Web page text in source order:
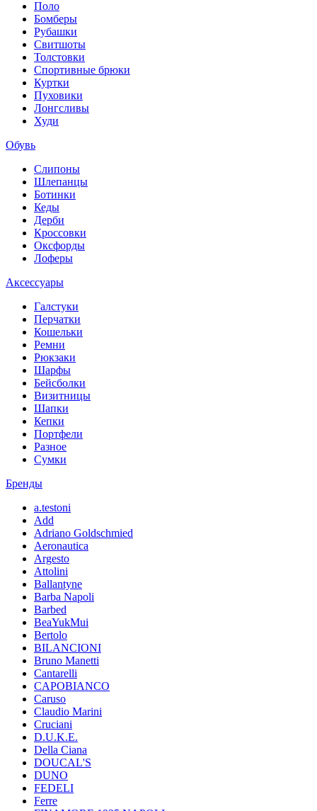
Поло
Бомберы
Рубашки
Свитшоты
Толстовки
Спортивные брюки
Куртки
Пуховики
Лонгсливы
Худи
Обувь
Слипоны
Шлепанцы
Ботинки
Кеды
Дерби
Кроссовки
Оксфорды
Лоферы
Аксессуары
Галстуки
Перчатки
Кошельки
Ремни
Рюкзаки
Шарфы
Бейсболки
Визитницы
Шапки
Кепки
Портфели
Разное
Сумки
Бренды
a.testoni
Add
Adriano Goldschmied
Aeronautica
Argesto
Attolini
Ballantyne
Barba Napoli
Barbed
BeaYukMui
Bertolo
BILANCIONI
Bruno Manetti
Cantarelli
CAPOBIANCO
Caruso
Claudio Marini
Cruciani
D.U.K.E.
Della Ciana
DOUCAL'S
DUNO
FEDELI
Ferre